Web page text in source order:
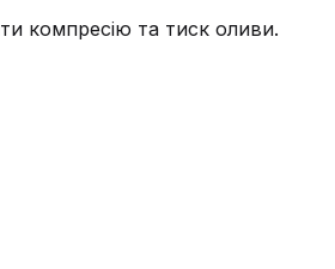
компресію та тиск оливи.